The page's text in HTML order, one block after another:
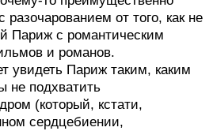
разочарованием от того, как не
Париж с романтическим
и романов.
увидеть Париж таким, каким
не подхватить
(который, кстати,
сердцебиении,